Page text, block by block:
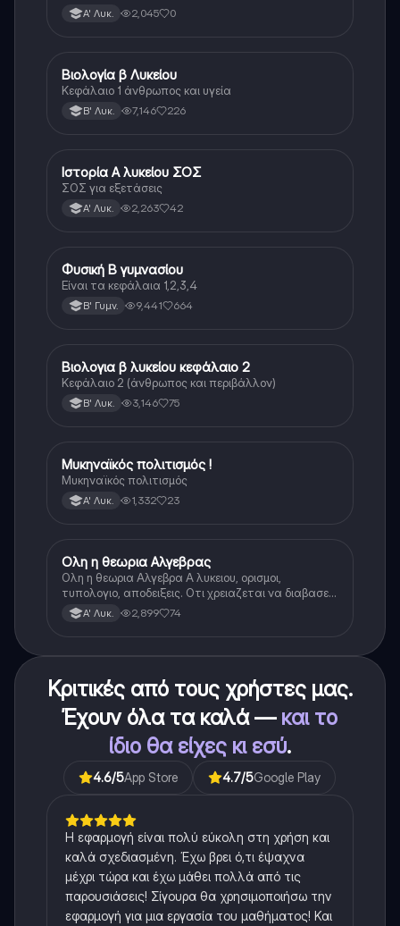
Λυκείου.Α' Λυκ. 2,045 0
Βιολογία
Βιολογία β Λυκείου
Κεφάλαιο 1 άνθρωπος και υγεία
Β' Λυκ. 7,146 226
Ιστορία
Ιστορία Α λυκείου ΣΟΣ
ΣΟΣ για εξετάσεις
Α' Λυκ. 2,263 42
Φυσική
Φυσική Β γυμνασίου
Είναι τα κεφάλαια 1,2,3,4
Β' Γυμν. 9,441 664
Βιολογία
Βιολογια β λυκείου κεφάλαιο 2
Κεφάλαιο 2 (άνθρωπος και περιβάλλον)
Β' Λυκ. 3,146 75
Ιστορία
Μυκηναϊκός πολιτισμός !
Μυκηναϊκός πολιτισμός
Α' Λυκ. 1,332 23
Μαθηματικά
Ολη η θεωρια Αλγεβρας
Ολη η θεωρια Αλγεβρα Α λυκειου, ορισμοι,
τυπολογιο, αποδειξεις. Οτι χρειαζεται να διαβασεις
για το θεωρητικο κομματι της αλγεβρας.
Α' Λυκ. 2,899 74
Κριτικές από τους χρήστες μας.
Έχουν όλα τα καλά — και το
ίδιο θα είχες κι εσύ.
4.6/5App Store 4.7/5Google Play
Η εφαρμογή είναι πολύ εύκολη στη χρήση και
καλά σχεδιασμένη. Έχω βρει ό,τι έψαχνα
μέχρι τώρα και έχω μάθει πολλά από τις
παρουσιάσεις! Σίγουρα θα χρησιμοποιήσω την
εφαρμογή για μια εργασία του μαθήματος! Και